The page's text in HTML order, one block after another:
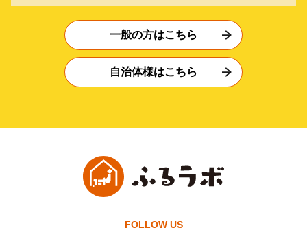
一般の方はこちら
自治体様はこちら
FOLLOW US